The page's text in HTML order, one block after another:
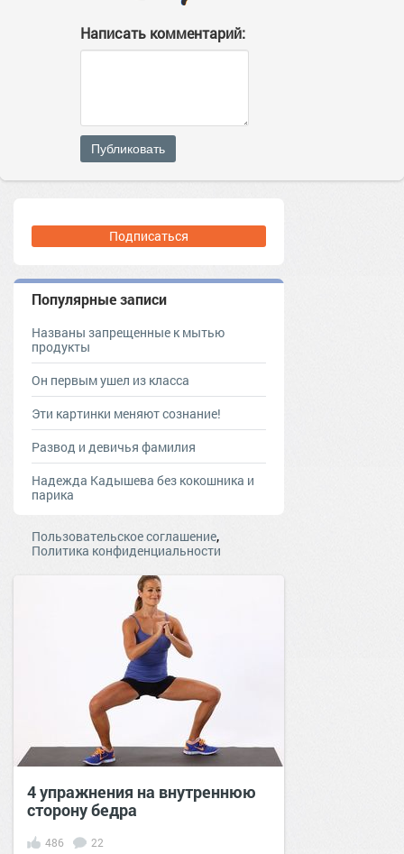
Написать комментарий:
Публиковать
Подписаться
Популярные записи
Названы запрещенные к мытью
продукты
Он первым ушел из класса
Эти картинки меняют сознание!
Развод и девичья фамилия
Надежда Кадышева без кокошника и
парика
Пользовательское соглашение,
Политика конфиденциальности
4 упражнения на внутреннюю
сторону бедра
486 22